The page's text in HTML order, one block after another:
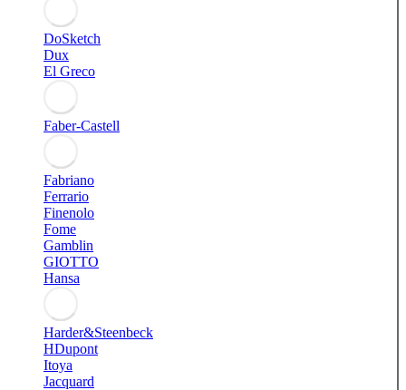
DoSketch
Dux
El Greco
Faber-Castell
Fabriano
Ferrario
Finenolo
Fome
Gamblin
GIOTTO
Hansa
Harder&Steenbeck
HDupont
Itoya
Jacquard